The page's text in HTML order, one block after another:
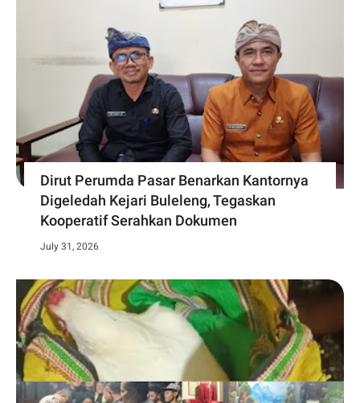
Dirut Perumda Pasar Benarkan Kantornya
Digeledah Kejari Buleleng, Tegaskan
Kooperatif Serahkan Dokumen
July 31, 2026